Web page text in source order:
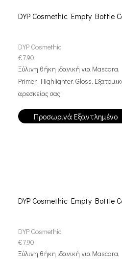
DYP Cosmethic Empty Bottle
DYP Cosmethic
€7.90
Ξύλινη θήκη ιδανική για
Primer, Highlighter, Gloss.
αρεσκείας σας!
Προσωρινά Εξαντλημένο
DYP Cosmethic Empty Bottle
DYP Cosmethic
€7.90
Ξύλινη θήκη ιδανική για